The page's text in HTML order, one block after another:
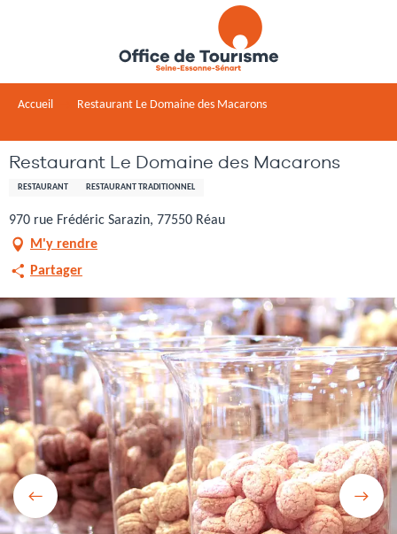
Accueil Restaurant Le Domaine des Macarons
Restaurant Le Domaine des Macarons
RESTAURANT RESTAURANT TRADITIONNEL
970 rue Frédéric Sarazin, 77550 Réau
M'y rendre
Partager